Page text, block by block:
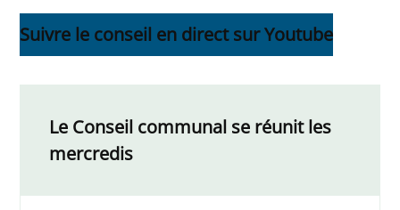
Suivre le conseil en direct sur Youtube
Le Conseil communal se réunit les
mercredis